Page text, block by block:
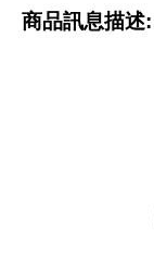
商品訊息描述: